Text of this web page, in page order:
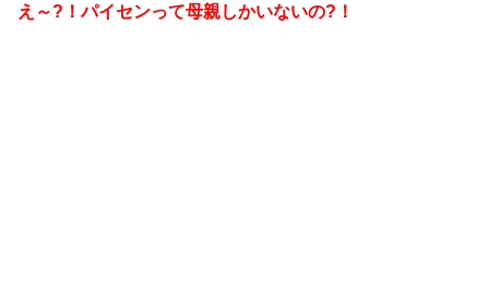
え～?！パイセンって母親しかいないの?！